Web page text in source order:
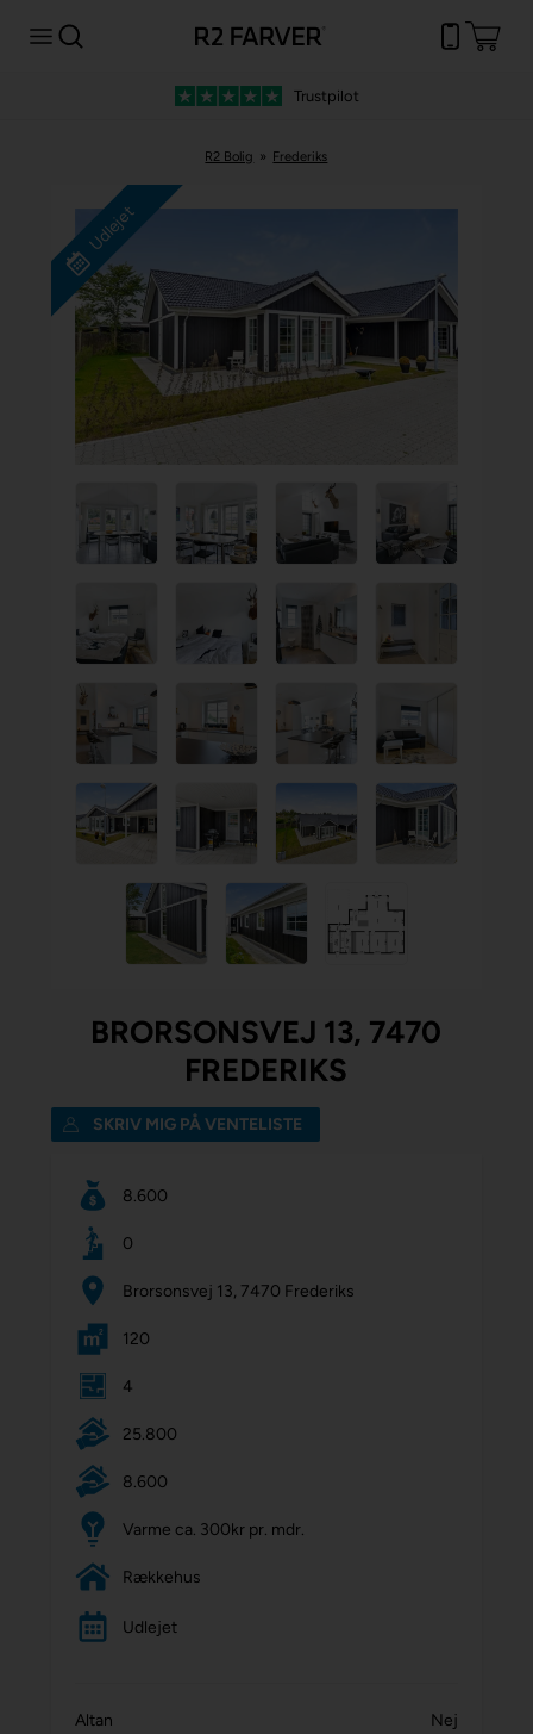
Trustpilot
R2 Bolig » Frederiks
Udlejet
BRORSONSVEJ 13, 7470
FREDERIKS
SKRIV MIG PÅ VENTELISTE
8.600
0
Brorsonsvej 13, 7470 Frederiks
120
4
25.800
8.600
Varme ca. 300kr pr. mdr.
Rækkehus
Udlejet
Altan
Nej